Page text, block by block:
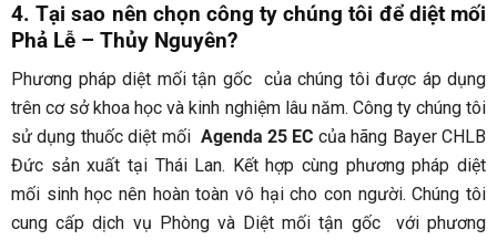
4. Tại sao nên chọn công ty chúng tôi để diệt mối
Phả Lễ – Thủy Nguyên?
Phương pháp diệt mối tận gốc của chúng tôi được áp dụng
trên cơ sở khoa học và kinh nghiệm lâu năm. Công ty chúng tôi
sử dụng thuốc diệt mối Agenda 25 EC của hãng Bayer CHLB
Đức sản xuất tại Thái Lan. Kết hợp cùng phương pháp diệt
mối sinh học nên hoàn toàn vô hại cho con người. Chúng tôi
cung cấp dịch vụ Phòng và Diệt mối tận gốc với phương